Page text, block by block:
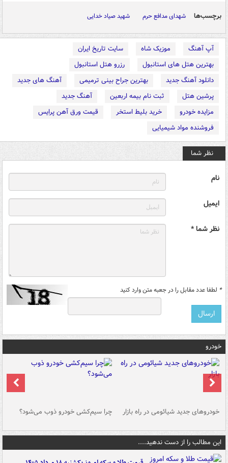
برچسب‌ها شهدای مدافع حرم شهید صیاد خدایی
آپ آهنگ موزیک شاه
سایت تاریخ ایران
بهترین هتل های استانبول
رزرو هتل استانبول
دانلود آهنگ جدید
بهترین جراح بینی ترمیمی
آهنگ های جدید
پرشین هتل
ثبت نام بیمه اربعین
آهنگ جدید
مزایده خودرو
خرید بلیط استخر
قیمت ورق آهن پرایس
فروشنده مواد شیمیایی
نظر شما
نام
ایمیل
نظر شما *
* لطفا عدد مقابل را در جعبه متن وارد کنید
خودرو
خودروهای جدید شیائومی در راه بازار چرا سیم‌کشی خودرو ذوب می‌شود؟
این مطالب را از دست ندهید....